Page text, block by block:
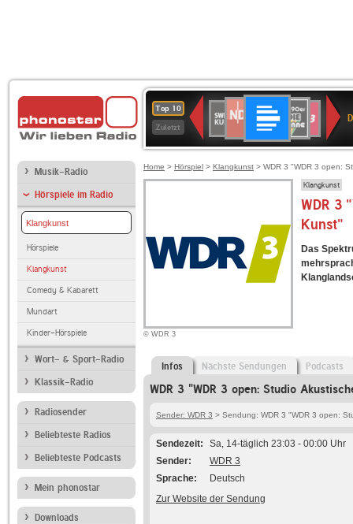
Top 10
Zuletzt
Deutschlandfunk
80er
90er
OLDIE
ANTENNE
SWR3
SWR
Kultur
2
Musik-Radio
Hörspiele im Radio
Klangkunst
Hörspiele
Klangkunst
Comedy & Kabarett
Mundart
Kinder-Hörspiele
Wort- & Sport-Radio
Klassik-Radio
Radiosender
Beliebteste Radios
Beliebteste Podcasts
Mein phonostar
Downloads
Home > Hörspiel > Klangkunst > WDR 3 "WDR 3 open:
© WDR 3
Klangkunst
WDR 3
Kunst"
Das
Infos Nächste Sendungen Podcasts
WDR 3 "WDR 3 open: Studio
Sender: WDR 3 > Sendung: WDR 3 "WDR 3 open:
Sendezeit
Sa, 14-täglich 23:03 - 00:00 Uhr
Sender
WDR 3
Sprache
Deutsch
Zur Website der Sendung